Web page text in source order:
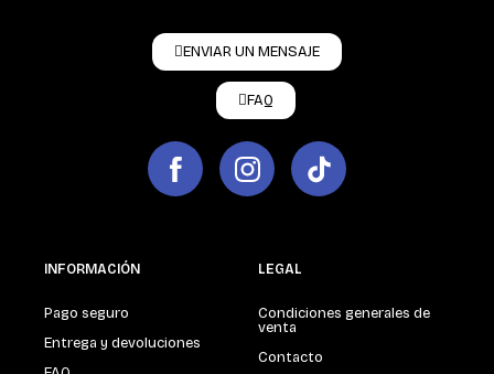
ENVIAR UN MENSAJE
FAQ
INFORMACIÓN
Pago seguro
Entrega y devoluciones
LEGAL
Condiciones generales de
venta
Contacto